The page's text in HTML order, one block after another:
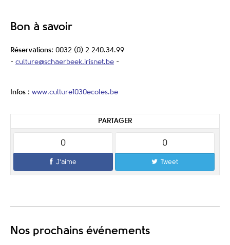
Bon à savoir
Réservations: 0032 (0) 2 240.34.99
- culture@schaerbeek.irisnet.be -
Infos : www.culture1030ecoles.be
PARTAGER
0
J'aime
0
Tweet
Nos prochains événements